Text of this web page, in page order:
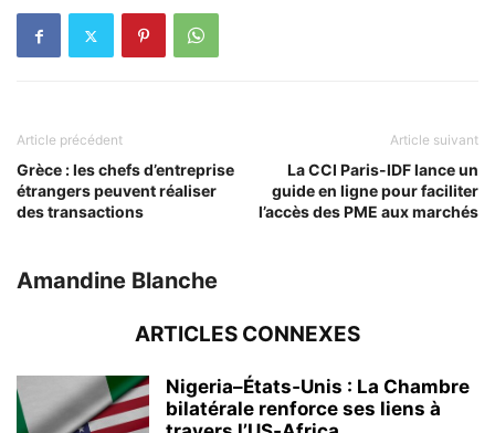
Article précédent
Grèce : les chefs d’entreprise
étrangers peuvent réaliser
des transactions
Article suivant
La CCI Paris-IDF lance un
guide en ligne pour faciliter
l’accès des PME aux marchés
Amandine Blanche
ARTICLES CONNEXES
Nigeria–États‑Unis : La Chambre
bilatérale renforce ses liens à